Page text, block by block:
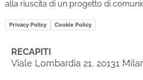
alla riuscita di un progetto di
Privacy Policy Cookie Policy
RECAPITI
Viale Lombardia 21, 20131